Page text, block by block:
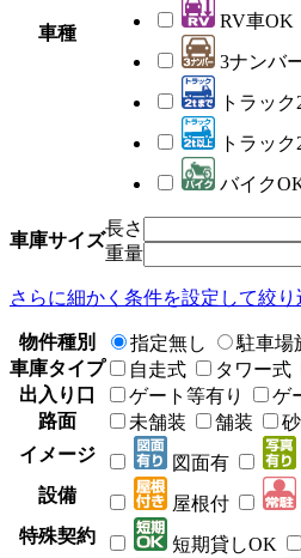
車種
RV車OK
3ナンバ
トラッ
トラック
バイク
車庫サイズ
長さ
重量
さらに細かく条件を設定して絞り
物件種別 指定無し 駐車場
車庫タイプ
自走式 タワー式
出入り口
ゲート等有り ゲ
路面
未舗装 舗装
イメージ
図面有
設備
屋根付
特殊契約
短期貸しOK